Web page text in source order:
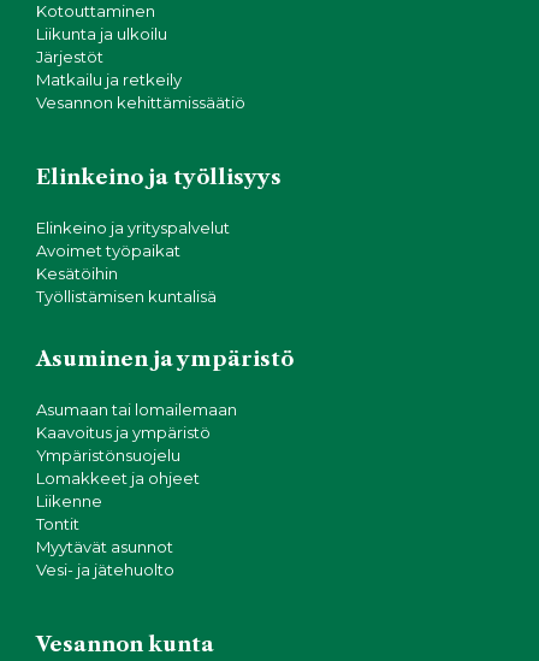
Kotouttaminen
Liikunta ja ulkoilu
Järjestöt
Matkailu ja retkeily
Vesannon kehittämissäätiö
Elinkeino ja työllisyys
Elinkeino ja yrityspalvelut
Avoimet työpaikat
Kesätöihin
Työllistämisen kuntalisä
Asuminen ja ympäristö
Asumaan tai lomailemaan
Kaavoitus ja ympäristö
Ympäristönsuojelu
Lomakkeet ja ohjeet
Liikenne
Tontit
Myytävät asunnot
Vesi- ja jätehuolto
Vesannon kunta